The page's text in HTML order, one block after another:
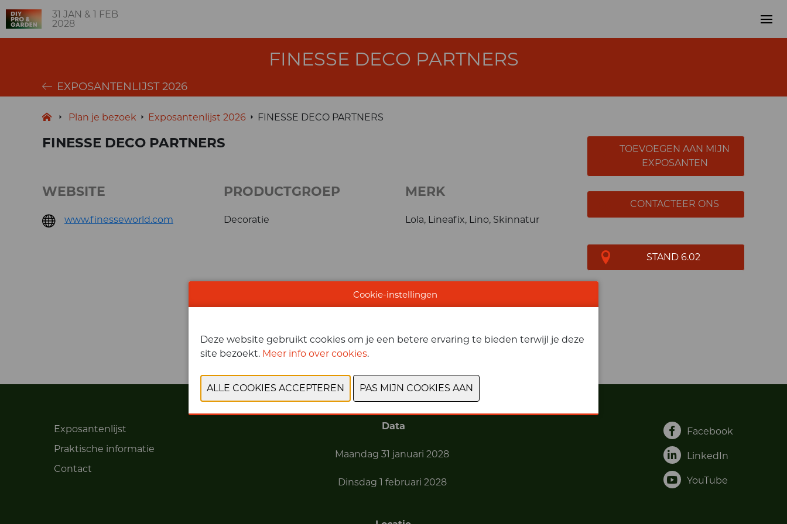
31 JAN & 1 FEB
2028
FINESSE DECO PARTNERS
EXPOSANTENLIJST 2026
Plan je bezoek Exposantenlijst 2026 FINESSE DECO PARTNERS
FINESSE DECO PARTNERS
TOEVOEGEN AAN MIJN
EXPOSANTEN
CONTACTEER ONS
STAND 6.02
WEBSITE
www.finesseworld.com
PRODUCTGROEP
Decoratie
MERK
Lola, Lineafix, Lino, Skinnatur
VORIGE
Exposantenlijst
Praktische informatie
Contact
Data
Maandag 31 januari 2028
Dinsdag 1 februari 2028
Facebook
LinkedIn
YouTube
Cookie-instellingen
Deze website gebruikt cookies om je een betere ervaring te bieden terwijl je deze
site bezoekt. Meer info over cookies.